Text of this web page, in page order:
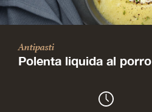
Antipasti
Polenta liquida al porro